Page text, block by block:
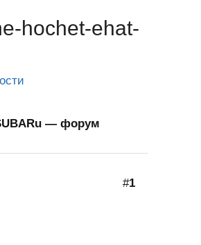
hochet-ehat-
Ru — форум
#1